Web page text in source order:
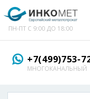
ПН-ПТ С 9:00 ДО 18:00
+7(499)753-
МНОГОКАНАЛЬНЫЙ